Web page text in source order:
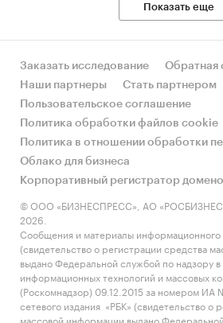
Показать еще
Заказать исследование
Обратная
Наши партнеры
Стать партнером
Пользовательское соглашение
Политика обработки файлов cookie
Политика в отношении обработки
Облако для бизнеса
Корпоративный регистратор
© ООО «БИЗНЕСПРЕСС», АО
2026.
Сообщения и материалы информационного
(свидетельство о регистрации средства
выдано Федеральной службой по надзору в
информационных технологий и массовых
(Роскомнадзор) 09.12.2015 за номером
сетевого издания «РБК» (свидетельство о
массовой информации выдано